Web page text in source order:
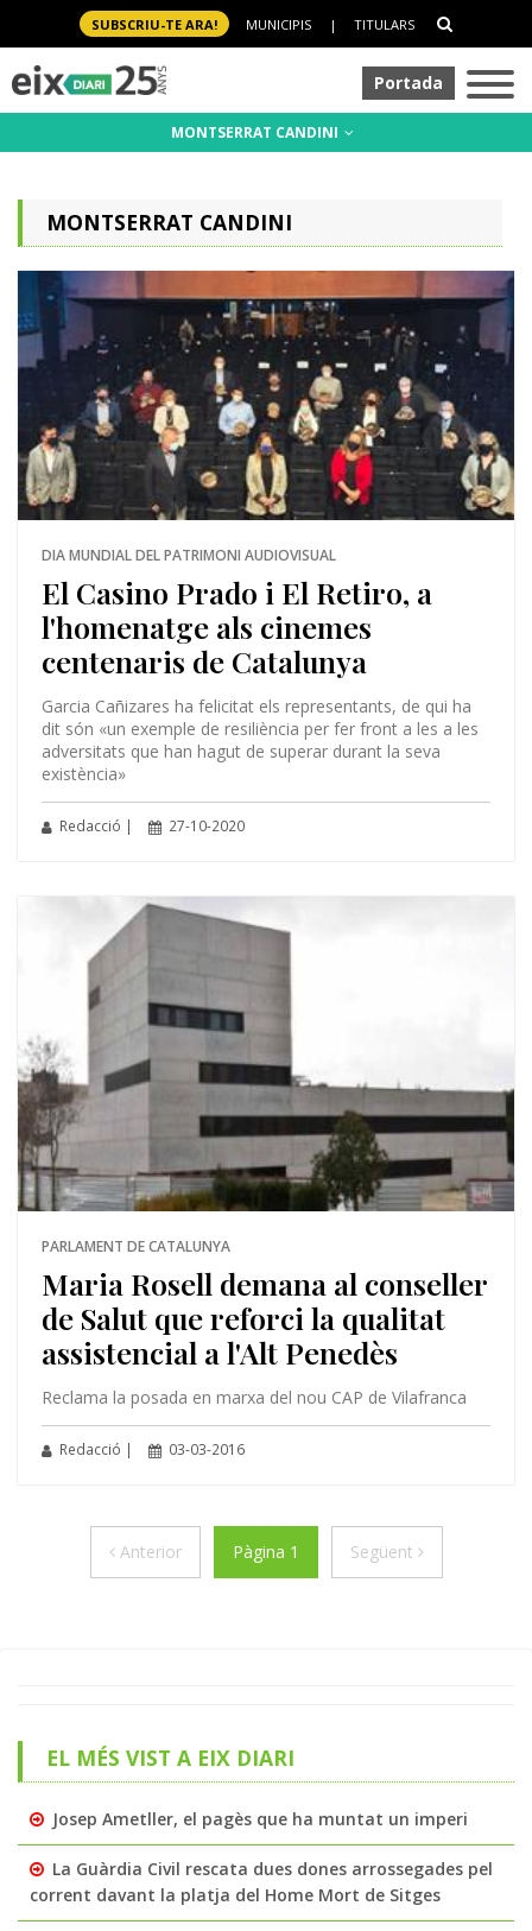
SUBSCRIU-TE ARA! MUNICIPIS | TITULARS
Portada
MONTSERRAT CANDINI
MONTSERRAT CANDINI
DIA MUNDIAL DEL PATRIMONI AUDIOVISUAL
El Casino Prado i El Retiro, a
l'homenatge als cinemes
centenaris de Catalunya
Garcia Cañizares ha felicitat els representants, de qui ha
dit són «un exemple de resiliència per fer front a les a les
adversitats que han hagut de superar durant la seva
existència»
Redacció | 27-10-2020
PARLAMENT DE CATALUNYA
Maria Rosell demana al conseller
de Salut que reforci la qualitat
assistencial a l'Alt Penedès
Reclama la posada en marxa del nou CAP de Vilafranca
Redacció | 03-03-2016
AnteriorAnteriorPàgina 1 Següent Següent
EL MÉS VIST A EIX DIARI
Josep Ametller, el pagès que ha muntat un imperi
La Guàrdia Civil rescata dues dones arrossegades pel
corrent davant la platja del Home Mort de Sitges